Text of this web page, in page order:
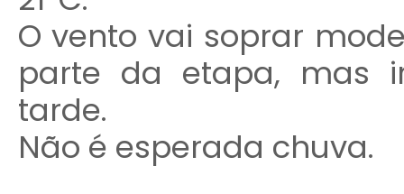
O vento vai soprar
parte da etapa, mas
tarde.
Não é esperada chuva.